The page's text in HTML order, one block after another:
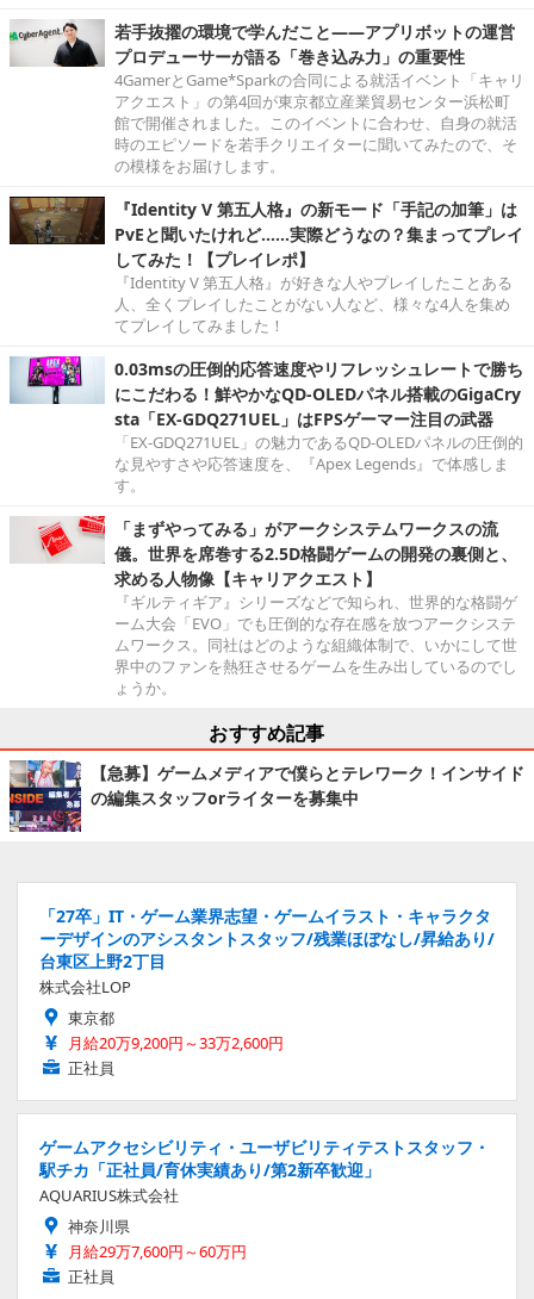
若手抜擢の環境で学んだこと――アプリボットの運営
プロデューサーが語る「巻き込み力」の重要性
4GamerとGame*Sparkの合同による就活イベント「キャリ
アクエスト」の第4回が東京都立産業貿易センター浜松町
館で開催されました。このイベントに合わせ、自身の就活
時のエピソードを若手クリエイターに聞いてみたので、そ
の模様をお届けします。
『Identity V 第五人格』の新モード「手記の加筆」は
PvEと聞いたけれど……実際どうなの？集まってプレイ
してみた！【プレイレポ】
『Identity V 第五人格』が好きな人やプレイしたことある
人、全くプレイしたことがない人など、様々な4人を集め
てプレイしてみました！
0.03msの圧倒的応答速度やリフレッシュレートで勝ち
にこだわる！鮮やかなQD-OLEDパネル搭載のGigaCry
sta「EX-GDQ271UEL」はFPSゲーマー注目の武器
「EX-GDQ271UEL」の魅力であるQD-OLEDパネルの圧倒的
な見やすさや応答速度を、『Apex Legends』で体感しま
す。
「まずやってみる」がアークシステムワークスの流
儀。世界を席巻する2.5D格闘ゲームの開発の裏側と、
求める人物像【キャリアクエスト】
『ギルティギア』シリーズなどで知られ、世界的な格闘ゲ
ーム大会「EVO」でも圧倒的な存在感を放つアークシステ
ムワークス。同社はどのような組織体制で、いかにして世
界中のファンを熱狂させるゲームを生み出しているのでし
ょうか。
おすすめ記事
【急募】ゲームメディアで僕らとテレワーク！インサイド
の編集スタッフorライターを募集中
「27卒」IT・ゲーム業界志望・ゲームイラスト・キャラクタ
ーデザインのアシスタントスタッフ/残業ほぼなし/昇給あり/
台東区上野2丁目
株式会社LOP
東京都
月給20万9,200円～33万2,600円
正社員
ゲームアクセシビリティ・ユーザビリティテストスタッフ・
駅チカ「正社員/育休実績あり/第2新卒歓迎」
AQUARIUS株式会社
神奈川県
月給29万7,600円～60万円
正社員